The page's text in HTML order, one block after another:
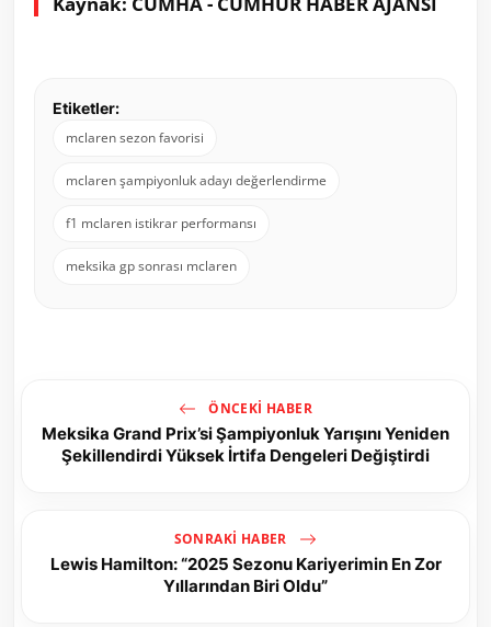
Etiketler:
mclaren sezon favorisi
mclaren şampiyonluk adayı değerlendirme
f1 mclaren istikrar performansı
meksika gp sonrası mclaren
ÖNCEKI HABER
Meksika Grand Prix’si Şampiyonluk Yarışını Yeniden
Şekillendirdi Yüksek İrtifa Dengeleri Değiştirdi
SONRAKI HABER
Lewis Hamilton: “2025 Sezonu Kariyerimin En Zor
Yıllarından Biri Oldu”